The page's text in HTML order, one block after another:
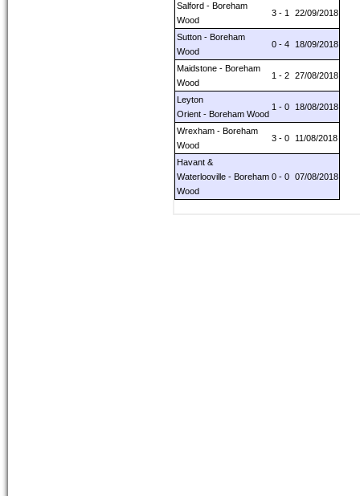
Salford - Boreham
Wood
3 - 1 22/09/2018
Sutton - Boreham
Wood
0 - 4 18/09/2018
Maidstone - Boreham
Wood
1 - 2 27/08/2018
Leyton
Orient - Boreham Wood
1 - 0 18/08/2018
Wrexham - Boreham
Wood
3 - 0 11/08/2018
Havant &
Waterlooville - Boreham
Wood
0 - 0 07/08/2018